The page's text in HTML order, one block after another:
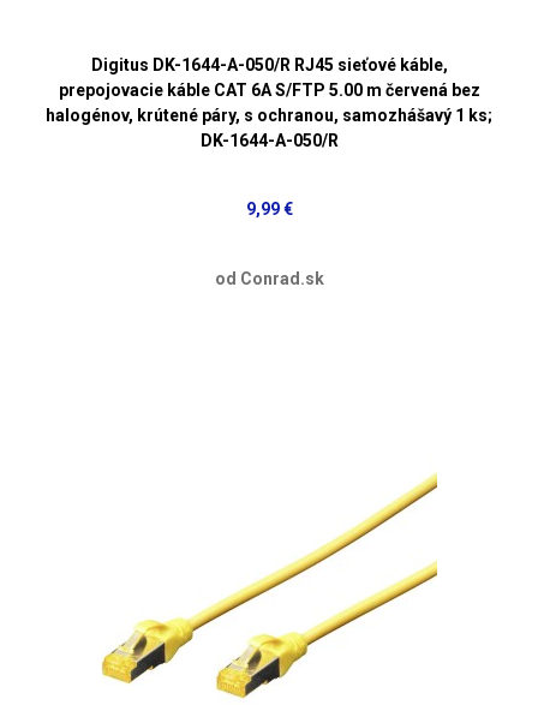
Digitus DK-1644-A-050/R RJ45 sieťové káble,
prepojovacie káble CAT 6A S/FTP 5.00 m červená bez
halogénov, krútené páry, s ochranou, samozhášavý 1 ks;
DK-1644-A-050/R
9,99 €
od Conrad.sk